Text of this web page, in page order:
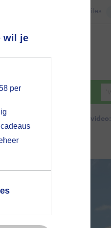
wil je
per
Files
Zoeken in foto & video:
voor
op hebt
up uit